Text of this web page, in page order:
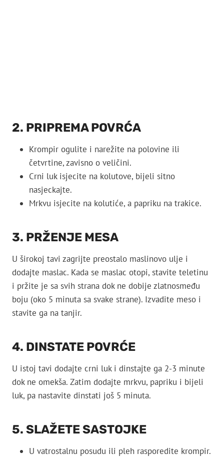
2. PRIPREMA POVRĆA
Krompir ogulite i narežite na polovine ili
četvrtine, zavisno o veličini.
Crni luk isjecite na kolutove, bijeli sitno
nasjeckajte.
Mrkvu isjecite na kolutiće, a papriku na trakice.
3. PRŽENJE MESA
U širokoj tavi zagrijte preostalo maslinovo ulje i
dodajte maslac. Kada se maslac otopi, stavite teletinu
i pržite je sa svih strana dok ne dobije zlatnosmeđu
boju (oko 5 minuta sa svake strane). Izvadite meso i
stavite ga na tanjir.
4. DINSTATE POVRĆE
U istoj tavi dodajte crni luk i dinstajte ga 2-3 minute
dok ne omekša. Zatim dodajte mrkvu, papriku i bijeli
luk, pa nastavite dinstati još 5 minuta.
5. SLAŽETE SASTOJKE
U vatrostalnu posudu ili pleh rasporedite krompir.